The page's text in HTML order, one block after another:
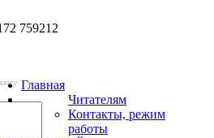
759212
Главная
Читателям
Контакты, режим
работы